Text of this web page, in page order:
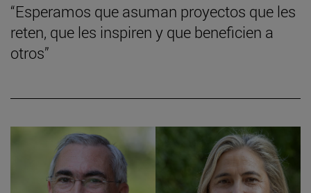
“Esperamos que asuman proyectos que les
reten, que les inspiren y que beneficien a
otros”